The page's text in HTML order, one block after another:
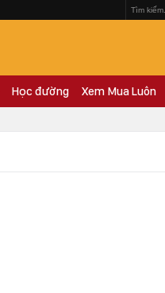
Học đường Xem Mua Luôn